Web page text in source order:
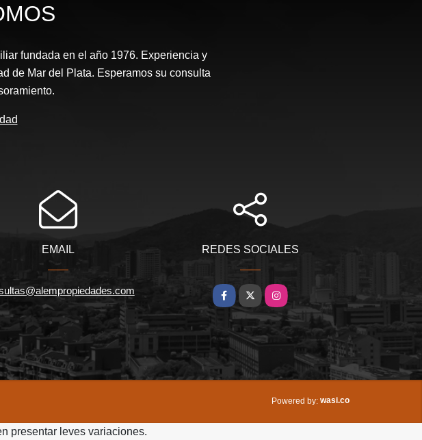
fundada en el año 1976. Experiencia y
de Mar del Plata. Esperamos su consulta
EMAIL REDES SOCIALES
Facebook
X Instagram
Powered by: wasi.co
presentar leves variaciones.